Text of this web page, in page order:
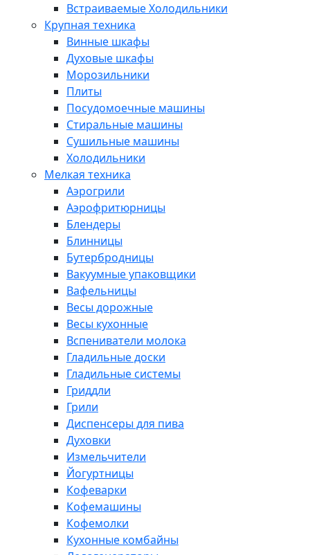
Встраиваемые Холодильники
Крупная техника
Винные шкафы
Духовые шкафы
Морозильники
Плиты
Посудомоечные машины
Стиральные машины
Сушильные машины
Холодильники
Мелкая техника
Аэрогрили
Аэрофритюрницы
Блендеры
Блинницы
Бутербродницы
Вакуумные упаковщики
Вафельницы
Весы дорожные
Весы кухонные
Вспениватели молока
Гладильные доски
Гладильные системы
Гриддли
Грили
Диспенсеры для пива
Духовки
Измельчители
Йогуртницы
Кофеварки
Кофемашины
Кофемолки
Кухонные комбайны